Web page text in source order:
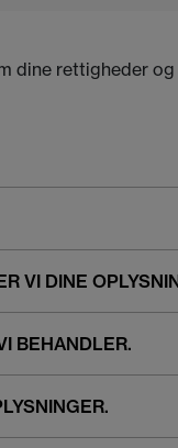
dine rettigheder
VI DINE
BEHANDLER.